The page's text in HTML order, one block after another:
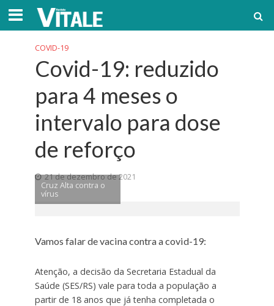
COVID-19
Covid-19: reduzido
para 4 meses o
intervalo para dose
de reforço
21 de dezembro de 2021
Cruz Alta contra o
vírus
Vamos falar de vacina contra a covid-19:
Atenção, a decisão da Secretaria Estadual da
Saúde (SES/RS) vale para toda a população a
partir de 18 anos que já tenha completada o